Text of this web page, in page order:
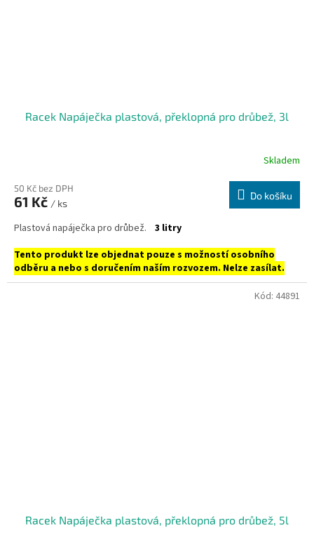
Racek Napáječka plastová, překlopná pro drůbež, 3l
Skladem
50 Kč bez DPH
61 Kč / ks
Do košíku
Plastová napáječka pro drůbež.
3 litry
Tento produkt lze objednat pouze s možností osobního
odběru a nebo s doručením naším rozvozem. Nelze zasílat.
Racek Napáječka plastová, překlopná pro drůbež, 5l
Kód: 44891